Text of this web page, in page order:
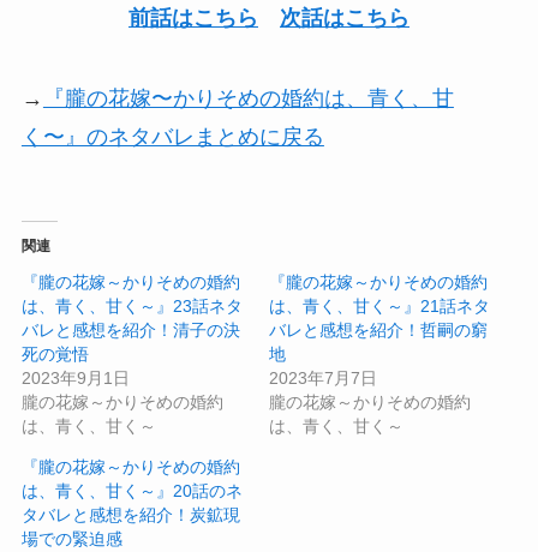
前話はこちら 次話はこちら
→
『朧の花嫁〜かりそめの婚約は、青く、甘
く〜』のネタバレまとめに戻る
関連
『朧の花嫁～かりそめの婚約
は、青く、甘く～』23話ネタ
バレと感想を紹介！清子の決
死の覚悟
2023年9月1日
朧の花嫁～かりそめの婚約
は、青く、甘く～
『朧の花嫁～かりそめの婚約
は、青く、甘く～』21話ネタ
バレと感想を紹介！哲嗣の窮
地
2023年7月7日
朧の花嫁～かりそめの婚約
は、青く、甘く～
『朧の花嫁～かりそめの婚約
は、青く、甘く～』20話のネ
タバレと感想を紹介！炭鉱現
場での緊迫感